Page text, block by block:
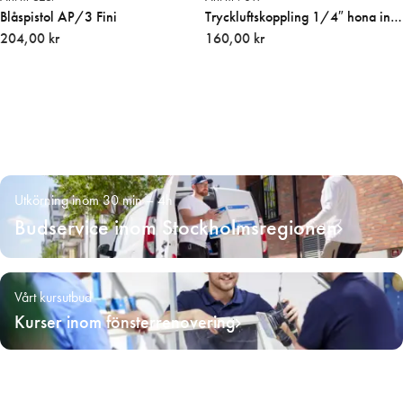
Blåspistol AP/3 Fini
204,00 kr
Tryckluftskoppling 1/4″ hona inv.
gänga
160,00 kr
Utkörning inom 30 min – 4h
Budservice inom Stockholmsregionen
Vårt kursutbud
Kurser inom fönsterrenovering